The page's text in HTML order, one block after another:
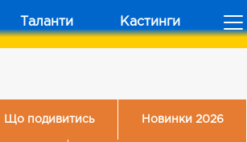
Таланти Кастинги
Що подивитись Новинки 2026